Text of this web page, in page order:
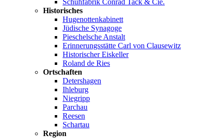
Schuhfabrik Conrad Tack & Cie.
Historisches
Hugenottenkabinett
Jüdische Synagoge
Pieschelsche Anstalt
Erinnerungsstätte Carl von Clausewitz
Historischer Eiskeller
Roland de Ries
Ortschaften
Detershagen
Ihleburg
Niegripp
Parchau
Reesen
Schartau
Region